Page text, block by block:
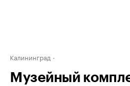
Калининград
Музейный